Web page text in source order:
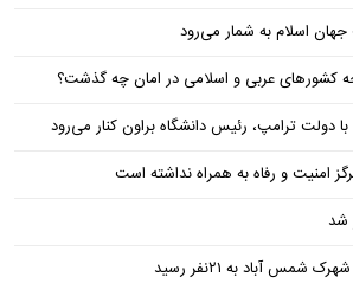
اسلام به شمار می‌رود
کشورهای عربی و اسلامی در امان چه گذشت؟
ترامپ، رئیس دانشگاه براون کنار می‌رود
امنیت و رفاه به همراه نداشته است
شد
آباد به ۲۱نفر رسید